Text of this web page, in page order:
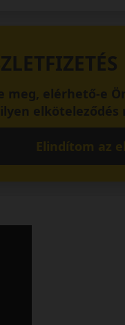
meg, elérhető-e
elköteleződés
Elindítom az